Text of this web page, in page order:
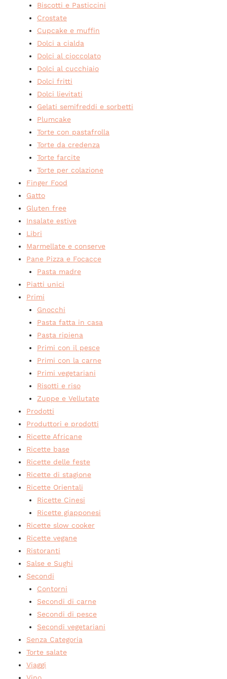
Biscotti e Pasticcini
Crostate
Cupcake e muffin
Dolci a cialda
Dolci al cioccolato
Dolci al cucchiaio
Dolci fritti
Dolci lievitati
Gelati semifreddi e sorbetti
Plumcake
Torte con pastafrolla
Torte da credenza
Torte farcite
Torte per colazione
Finger Food
Gatto
Gluten free
Insalate estive
Libri
Marmellate e conserve
Pane Pizza e Focacce
Pasta madre
Piatti unici
Primi
Gnocchi
Pasta fatta in casa
Pasta ripiena
Primi con il pesce
Primi con la carne
Primi vegetariani
Risotti e riso
Zuppe e Vellutate
Prodotti
Produttori e prodotti
Ricette Africane
Ricette base
Ricette delle feste
Ricette di stagione
Ricette Orientali
Ricette Cinesi
Ricette giapponesi
Ricette slow cooker
Ricette vegane
Ristoranti
Salse e Sughi
Secondi
Contorni
Secondi di carne
Secondi di pesce
Secondi vegetariani
Senza Categoria
Torte salate
Viaggi
Vino